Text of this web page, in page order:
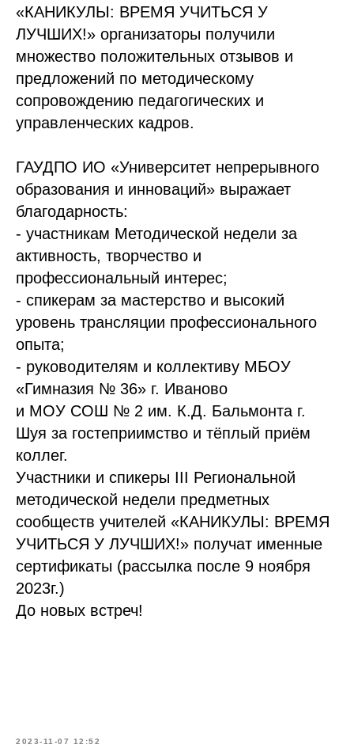
«КАНИКУЛЫ: ВРЕМЯ УЧИТЬСЯ У
ЛУЧШИХ!» организаторы получили
множество положительных отзывов и
предложений по методическому
сопровождению педагогических и
управленческих кадров.
ГАУДПО ИО «Университет непрерывного
образования и инноваций» выражает
благодарность:
- участникам Методической недели за
активность, творчество и
профессиональный интерес;
- спикерам за мастерство и высокий
уровень трансляции профессионального
опыта;
- руководителям и коллективу МБОУ
«Гимназия № 36» г. Иваново
и МОУ СОШ № 2 им. К.Д. Бальмонта г.
Шуя за гостеприимство и тёплый приём
коллег.
Участники и спикеры III Региональной
методической недели предметных
сообществ учителей «КАНИКУЛЫ: ВРЕМЯ
УЧИТЬСЯ У ЛУЧШИХ!» получат именные
сертификаты (рассылка после 9 ноября
2023г.)
До новых встреч!
2023-11-07 12:52